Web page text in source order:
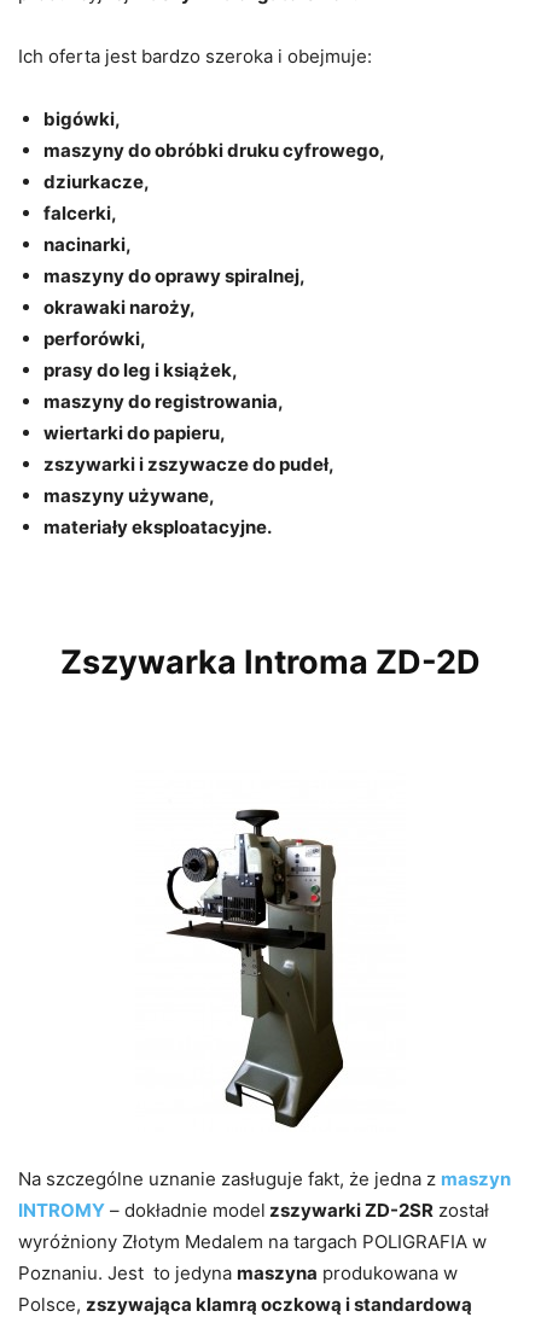
Ich oferta jest bardzo szeroka i obejmuje:
bigówki,
maszyny do obróbki druku cyfrowego,
dziurkacze,
falcerki,
nacinarki,
maszyny do oprawy spiralnej,
okrawaki naroży,
perforówki,
prasy do leg i książek,
maszyny do registrowania,
wiertarki do papieru,
zszywarki i zszywacze do pudeł,
maszyny używane,
materiały eksploatacyjne.
Zszywarka Introma ZD-2D
Na szczególne uznanie zasługuje fakt, że jedna z maszyn
INTROMY – dokładnie model zszywarki ZD-2SR został
wyróżniony Złotym Medalem na targach POLIGRAFIA w
Poznaniu. Jest to jedyna maszyna produkowana w
Polsce, zszywająca klamrą oczkową i standardową